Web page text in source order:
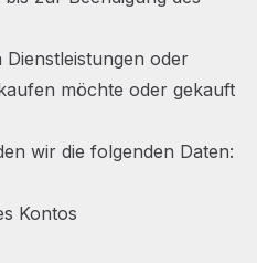
oder
möchte oder gekauft
wir die folgenden Daten:
Kontos